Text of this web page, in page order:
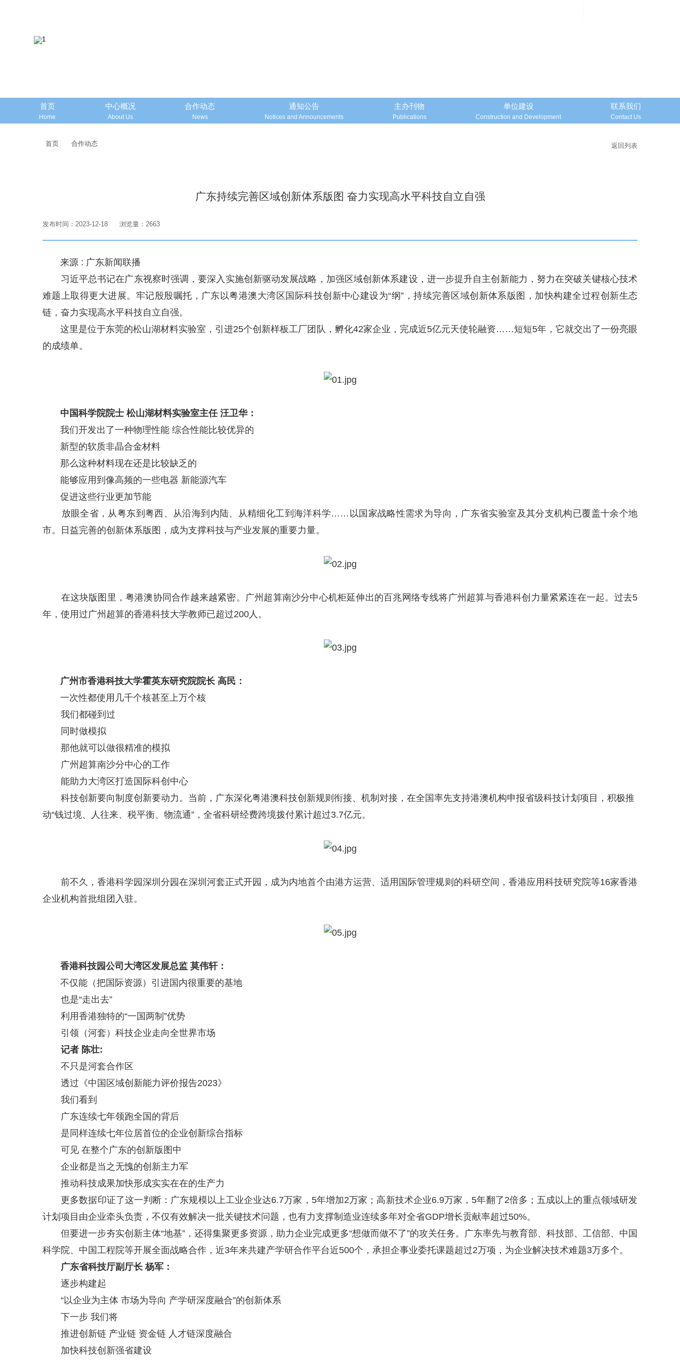
首页
Home
中心概况
About Us
合作动态
News
通知公告
Notices and Announcements
主办刊物
Publications
单位建设
Construction and Development
联系我们
Contact Us
首页 合作动态 返回列表
广东持续完善区域创新体系版图 奋力实现高水平科技自立自强
发布时间：2023-12-18 浏览量：2663
来源 : 广东新闻联播
习近平总书记在广东视察时强调，要深入实施创新驱动发展战略，加强区域创新体系建设，进一步提升自主创新能力，努力在突破关键核心技术
难题上取得更大进展。牢记殷殷嘱托，广东以粤港澳大湾区国际科技创新中心建设为“纲”，持续完善区域创新体系版图，加快构建全过程创新生态
链，奋力实现高水平科技自立自强。
这里是位于东莞的松山湖材料实验室，引进25个创新样板工厂团队，孵化42家企业，完成近5亿元天使轮融资……短短5年，它就交出了一份亮眼
的成绩单。
中国科学院院士 松山湖材料实验室主任 汪卫华：
我们开发出了一种物理性能 综合性能比较优异的
新型的软质非晶合金材料
那么这种材料现在还是比较缺乏的
能够应用到像高频的一些电器 新能源汽车
促进这些行业更加节能
放眼全省，从粤东到粤西、从沿海到内陆、从精细化工到海洋科学……以国家战略性需求为导向，广东省实验室及其分支机构已覆盖十余个地
市。日益完善的创新体系版图，成为支撑科技与产业发展的重要力量。
在这块版图里，粤港澳协同合作越来越紧密。广州超算南沙分中心机柜延伸出的百兆网络专线将广州超算与香港科创力量紧紧连在一起。过去5
年，使用过广州超算的香港科技大学教师已超过200人。
广州市香港科技大学霍英东研究院院长 高民：
一次性都使用几千个核甚至上万个核
我们都碰到过
同时做模拟
那他就可以做很精准的模拟
广州超算南沙分中心的工作
能助力大湾区打造国际科创中心
科技创新要向制度创新要动力。当前，广东深化粤港澳科技创新规则衔接、机制对接，在全国率先支持港澳机构申报省级科技计划项目，积极推
动“钱过境、人往来、税平衡、物流通”，全省科研经费跨境拨付累计超过3.7亿元。
前不久，香港科学园深圳分园在深圳河套正式开园，成为内地首个由港方运营、适用国际管理规则的科研空间，香港应用科技研究院等16家香港
企业机构首批组团入驻。
香港科技园公司大湾区发展总监 莫伟轩：
不仅能（把国际资源）引进国内很重要的基地
也是“走出去”
利用香港独特的“一国两制”优势
引领（河套）科技企业走向全世界市场
记者 陈壮:
不只是河套合作区
透过《中国区域创新能力评价报告2023》
我们看到
广东连续七年领跑全国的背后
是同样连续七年位居首位的企业创新综合指标
可见 在整个广东的创新版图中
企业都是当之无愧的创新主力军
推动科技成果加快形成实实在在的生产力
更多数据印证了这一判断：广东规模以上工业企业达6.7万家，5年增加2万家；高新技术企业6.9万家，5年翻了2倍多；五成以上的重点领域研发
计划项目由企业牵头负责，不仅有效解决一批关键技术问题，也有力支撑制造业连续多年对全省GDP增长贡献率超过50%。
但要进一步夯实创新主体“地基”，还得集聚更多资源，助力企业完成更多“想做而做不了”的攻关任务。广东率先与教育部、科技部、工信部、中国
科学院、中国工程院等开展全面战略合作，近3年来共建产学研合作平台近500个，承担企事业委托课题超过2万项，为企业解决技术难题3万多个。
广东省科技厅副厅长 杨军：
逐步构建起
“以企业为主体 市场为导向 产学研深度融合”的创新体系
下一步 我们将
推进创新链 产业链 资金链 人才链深度融合
加快科技创新强省建设